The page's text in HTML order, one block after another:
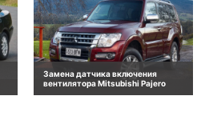
Замена датчика включения
вентилятора Mitsubishi Pajero